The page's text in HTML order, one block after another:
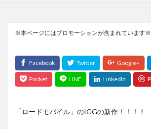
※本ページにはプロモーションが含まれています※
「ロードモバイル」のIGGの新作！！！！